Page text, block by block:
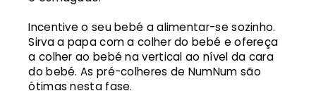
Incentive o seu bebé a alimentar-se sozinho.
Sirva a papa com a colher do bebé e ofereça
a colher ao bebé na vertical ao nível da cara
do bebé. As pré-colheres de NumNum são
ótimas nesta fase.